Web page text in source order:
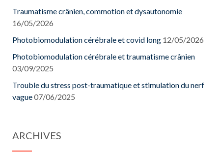
Traumatisme crânien, commotion et dysautonomie
16/05/2026
Photobiomodulation cérébrale et covid long 12/05/2026
Photobiomodulation cérébrale et traumatisme crânien
03/09/2025
Trouble du stress post-traumatique et stimulation du nerf
vague07/06/2025
ARCHIVES